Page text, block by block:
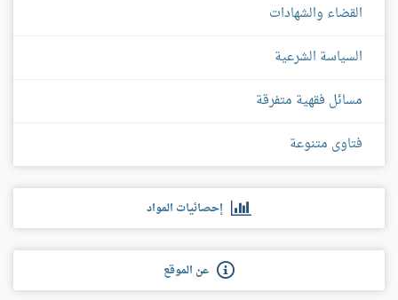
القضاء والشهادات
السياسة الشرعية
مسائل فقهية متفرقة
فتاوى متنوعة
إحصائيات المواد
عن الموقع